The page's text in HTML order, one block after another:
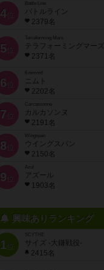
4位
Battle Line
バトルライン
2379名
5 位
Terraforming Mars
テラフォーミングマーズ
2371名
6 位
ニムト
2202名
7 位
Carcassonne
カルカソンヌ
2191名
8 位
Wingspan
ウイングスパン
2150名
9 位
Azul
アズール
1903名
興味ありランキング
1位
SCYTHE
サイズ -大鎌戦役-
2415名